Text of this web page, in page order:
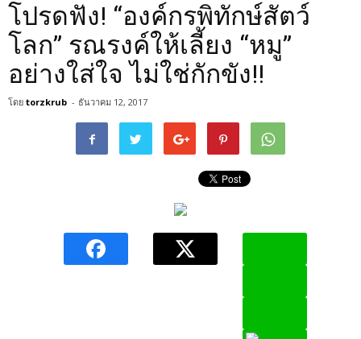
โปรดฟัง! “องค์กรพิทักษ์สัตว์
โลก” รณรงค์ให้เลี้ยง “หมู”
อย่างใส่ใจ ไม่ใช่กักขัง!!
โดย torzkrub - ธันวาคม 12, 2017